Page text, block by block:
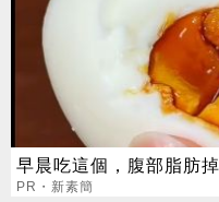
早晨吃這個，腹部脂肪
PR・新素簡